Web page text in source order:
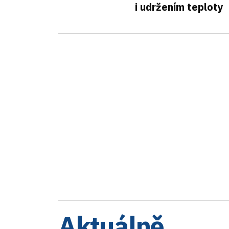
i udržením teploty